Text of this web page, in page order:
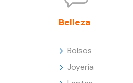
Belleza
Bolsos
Joyería